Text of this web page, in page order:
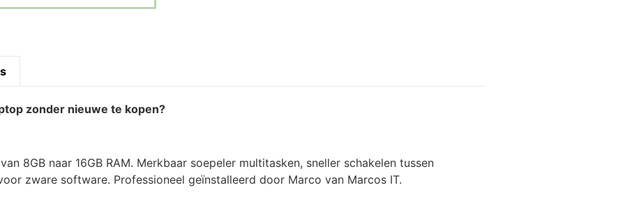
zonder nieuwe te kopen?
8GB naar 16GB RAM. Merkbaar soepeler multitasken, sneller schakelen tussen
zware software. Professioneel geïnstalleerd door Marco van Marcos IT.